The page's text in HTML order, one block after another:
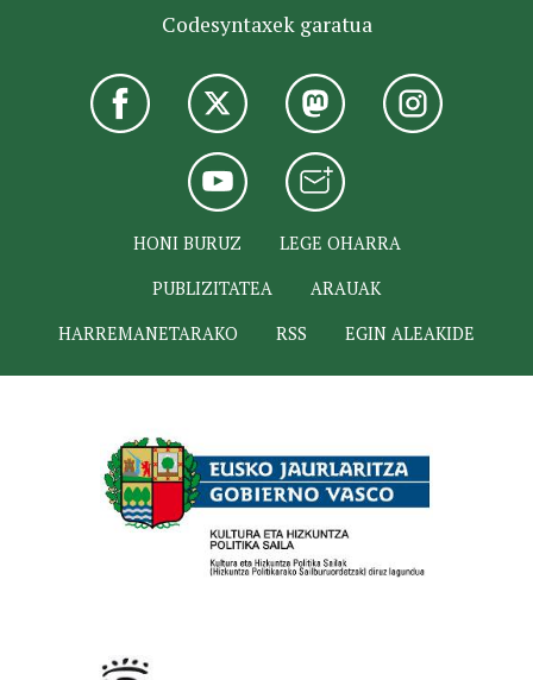
Codesyntaxek garatua
HONI BURUZ
LEGE OHARRA
PUBLIZITATEA
ARAUAK
HARREMANETARAKO
RSS EGIN ALEAKIDE